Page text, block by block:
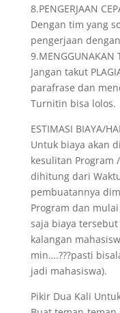
8.PENGERJAAN
Dengan tim yang
pengerjaan
9.MENGGUNAKAN
Jangan takut
parafrase dan
Turnitin bisa lolos.
ESTIMASI BIAYA/
Untuk biaya akan
kesulitan Program
dihitung dari
pembuatannya
Program dan
saja biaya
kalangan
min….???pasti
jadi mahasiswa).
Pikir Dua Kali